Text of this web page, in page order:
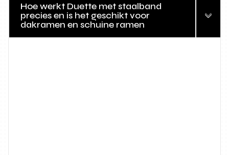
Hoe werkt Duette met staalband
precies en is het geschikt voor
dakramen en schuine ramen